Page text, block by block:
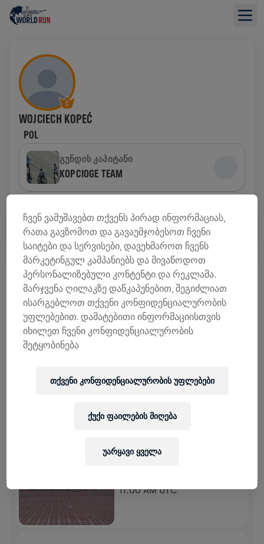
WOJCIECH KOPEĆ
POL
ᲒᲣᲜᲓᲘᲡ ᲙᲐᲞᲘᲢᲐᲜᲘ
KOPCIOGE TEAM
RED BULLS & FRIENDS
ᲤᲝᲜᲓᲔᲑᲘᲡ ᲛᲝᲫᲘᲔᲑᲘᲡ ᲛᲘᲛᲝᲮᲘᲚᲕᲐ
0,00 US$ ᲨᲔᲒᲠᲝᲕᲓᲐ 0,00 US$ ᲛᲘᲖᲐᲜᲘ
ᲨᲔᲛᲝᲬᲘᲠᲣᲚᲔᲑᲔᲑᲘ ᲒᲐᲓᲐᲠᲘᲪᲮᲔ ᲗᲐᲜᲮᲐ
შემოწირულების 100% ხმარდება ზურგის ტვინის
ᲘᲡᲢᲝᲠᲘᲐ
WINGS FOR LIFE WORLD RUN 2025
ᲛᲐᲜᲥᲐᲜᲘᲡ ᲗᲐᲜᲮᲚᲔᲑᲘᲗ
11:00 AM UTC
ჩვენ ვამუშავებთ თქვენს პირად ინფორმაციას,
რათა გავზომოთ და გავაუმჯობესოთ ჩვენი
საიტები და სერვისები, დავეხმაროთ ჩვენს
მარკეტინგულ კამპანიებს და მივაწოდოთ
პერსონალიზებული კონტენტი და რეკლამა.
მარჯვენა ღილაკზე დაწკაპუნებით, შეგიძლიათ
ისარგებლოთ თქვენი კონფიდენციალურობის
უფლებებით. დამატებითი ინფორმაციისთვის
იხილეთ ჩვენი კონფიდენციალურობის
შეტყობინება
თქვენი კონფიდენციალურობის უფლებები
უარყავი ყველა
ქუქი ფაილების მიღება